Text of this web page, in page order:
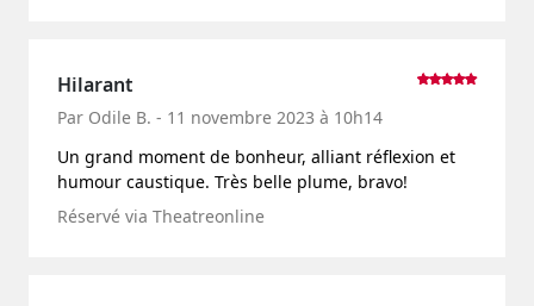
Hilarant
Par Odile B. - 11 novembre 2023 à 10h14
Un grand moment de bonheur, alliant réflexion et
humour caustique. Très belle plume, bravo!
Réservé via Theatreonline